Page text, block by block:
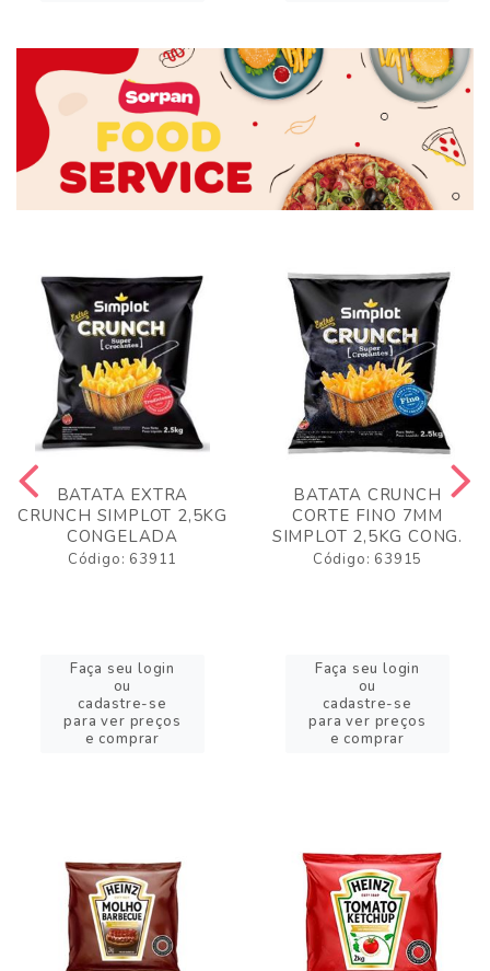
BATATA EXTRA
CRUNCH SIMPLOT 2,5KG
CONGELADA
Código: 63911
Faça seu login
ou
cadastre-se
para ver preços
e comprar
BATATA CRUNCH
CORTE FINO 7MM
SIMPLOT 2,5KG CONG.
Código: 63915
Faça seu login
ou
cadastre-se
para ver preços
e comprar